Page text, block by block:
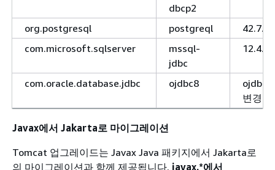
dbcp2
org.postgresql postgreql
42.7.2
com.microsoft.sqlserver
mssql-
jdbc
com.oracle.database.jdbc ojdbc8
변경
Javax에서 Jakarta로 마이그레이션
Tomcat 업그레이드는 Javax Java 패키지에서 Jakarta로
의 마이그레이션과 함께 제공됩니다. javax.*에서